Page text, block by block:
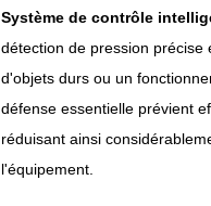
Système de contrôle
détection de pression précise
d'objets durs ou un
défense essentielle prévient
réduisant ainsi
l'équipement.